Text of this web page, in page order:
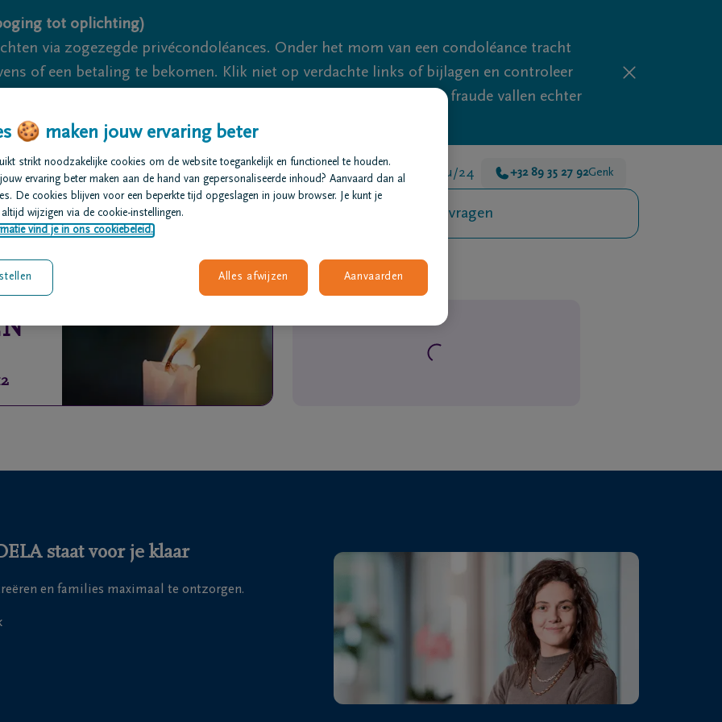
tot oplichting)
via zogezegde privécondoléances. Onder het mom van een condoléance tracht
of een betaling te bekomen. Klik niet op verdachte links of bijlagen en controleer
meerdere acties om dit te voorkomen. Pogingen tot phishing en fraude vallen echter
We zijn er voor je 24u/24 +32 89 35 27 92Genk
regelen Overlijdensberichten Veelgestelde vragen
staat voor je klaar
en families maximaal te ontzorgen.
🍪 maken jouw ervaring beter
strikt noodzakelijke cookies om de website toegankelijk en functioneel te houden.
ervaring beter maken aan de hand van gepersonaliseerde inhoud? Aanvaard dan al
De cookies blijven voor een beperkte tijd opgeslagen in jouw browser. Je kunt je
wijzigen via de cookie-instellingen.
vind je in ons cookiebeleid.
Alles afwijzen Aanvaarden